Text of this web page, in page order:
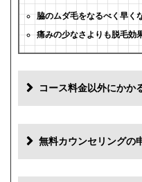
脇のムダ毛をなるべく早く
痛みの少なさよりも脱毛効
コース料金以外にかか
初診料
無料カウンセリングの